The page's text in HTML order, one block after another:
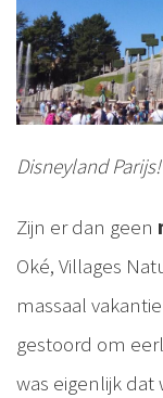
Disneyland Parijs!
Zijn er dan geen
Oké, Villages
massaal
gestoord om
was eigenlijk dat